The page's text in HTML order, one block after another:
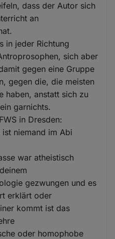
dass der Autor sich
an
in jeder Richtung
sich aber
gegen eine Gruppe
gegen die, die meisten
haben, anstatt sich zu
garnichts.
in Dresden:
niemand im Abi
war atheistisch
gezwungen und es
erklärt oder
kommt ist das
oder homophobe